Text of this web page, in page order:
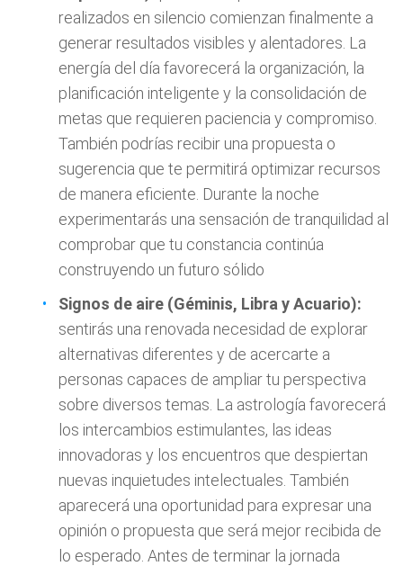
realizados en silencio comienzan finalmente a
generar resultados visibles y alentadores. La
energía del día favorecerá la organización, la
planificación inteligente y la consolidación de
metas que requieren paciencia y compromiso.
También podrías recibir una propuesta o
sugerencia que te permitirá optimizar recursos
de manera eficiente. Durante la noche
experimentarás una sensación de tranquilidad al
comprobar que tu constancia continúa
construyendo un futuro sólido
Signos de aire (Géminis, Libra y Acuario):
sentirás una renovada necesidad de explorar
alternativas diferentes y de acercarte a
personas capaces de ampliar tu perspectiva
sobre diversos temas. La astrología favorecerá
los intercambios estimulantes, las ideas
innovadoras y los encuentros que despiertan
nuevas inquietudes intelectuales. También
aparecerá una oportunidad para expresar una
opinión o propuesta que será mejor recibida de
lo esperado. Antes de terminar la jornada